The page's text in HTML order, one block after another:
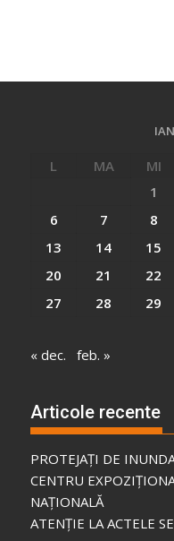
L MA MI
1
6
7 8
13
14 15
20
21 22
27
28 29
« dec. feb. »
Articole recente
PROTEJAȚI DE
CENTRU
NAȚIONALĂ
ATENȚIE LA ACTELE